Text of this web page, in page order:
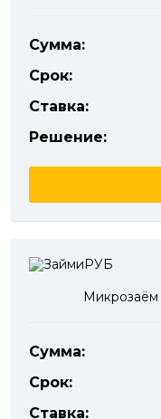
Сумма:
Срок:
Ставка:
Решение:
Микрозаём
Сумма:
Срок:
Ставка: